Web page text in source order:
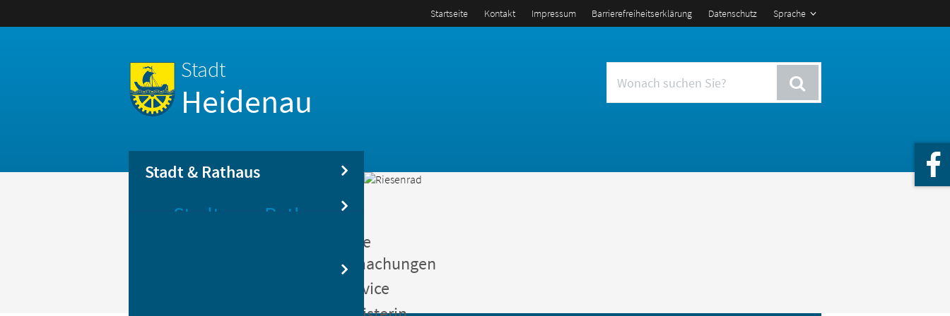
Sprache
Startseite Kontakt Impressum Barrierefreiheitserklärung Datenschutz
Stadt
Heidenau
Stadt & Rathaus
Stadt Rathaus
Öffentliche
Bekanntmachungen
Bürgerservice